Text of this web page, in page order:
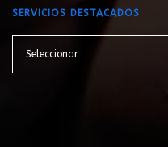
SERVICIOS DESTACADOS